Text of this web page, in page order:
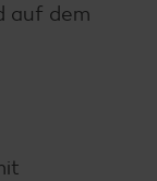
auf dem